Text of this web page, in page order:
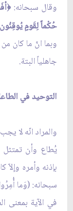
وقال سبحانه: ﴿
حُكْماً لِقَومٍ
وبما انّ ما كان
جاهلياً البتة.
التوحيد في
والمراد انّه لا
يُطاع وأن تمتثل
بإذنه وأمره
سبحانه: (وَما
في الآية بمعنى